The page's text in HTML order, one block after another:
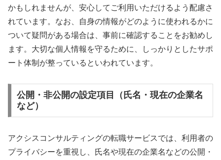
かもしれませんが、安心してご利用いただけるよう配慮さ
れています。なお、自身の情報がどのように使われるかに
ついて疑問がある場合は、事前に確認することをお勧めし
ます。大切な個人情報を守るために、しっかりとしたサポ
ート体制が整っているといわれています。
公開・非公開の設定項目（氏名・現在の企業名
など）
アクシスコンサルティングの転職サービスでは、利用者の
プライバシーを重視し、氏名や現在の企業名などの公開・